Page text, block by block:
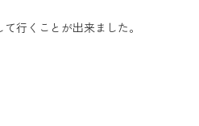
行くことが出来ました。